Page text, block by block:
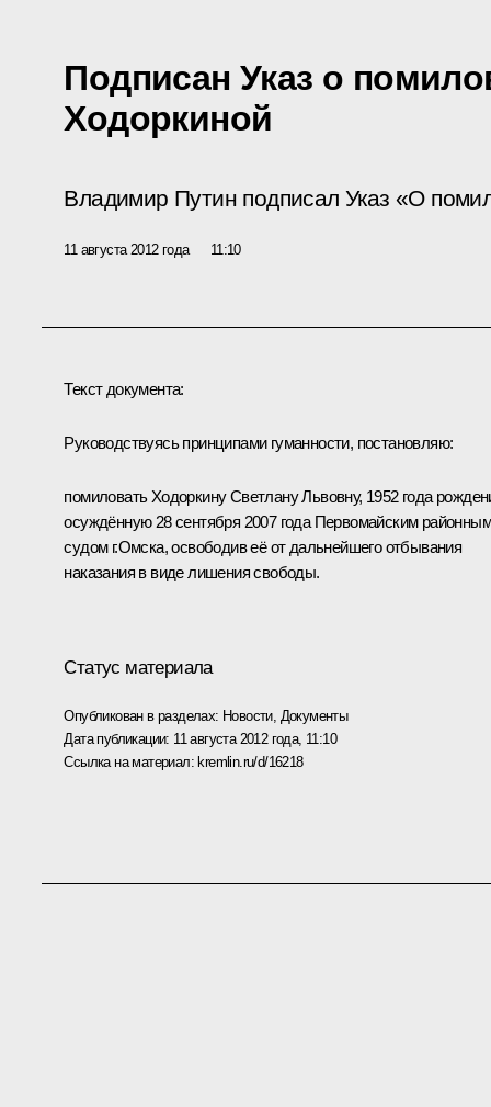
Подписан Указ о
Ходоркиной
Владимир Путин подписал Указ «О
11 августа 2012 года 11:10
Текст документа:
Руководствуясь принципами гуманности, постановляю:
помиловать Ходоркину Светлану Львовну, 1952 года
осуждённую 28 сентября 2007 года Первомайским районным
судом г.Омска, освободив её от дальнейшего отбывания
наказания в виде лишения свободы.
Статус материала
Опубликован в разделах: Новости, Документы
Дата публикации: 11 августа 2012 года, 11:10
Ссылка на материал: kremlin.ru/d/16218